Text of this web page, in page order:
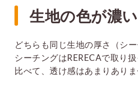
生地の色が濃
どちらも同じ生地の厚さ（シー
シーチングはRERECAで取り
比べて、透け感はあまりありま